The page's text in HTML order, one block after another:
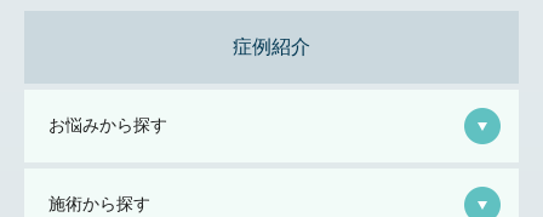
症例紹介
お悩みから探す
施術から探す